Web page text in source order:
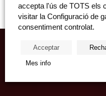
accepta l'ús de TOTS els
visitar la Configuració de
consentiment controlat.
Acceptar
Mes info